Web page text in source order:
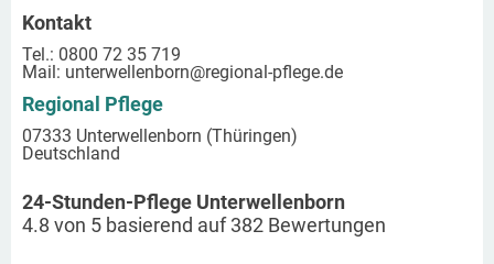
Kontakt
Tel.: 0800 72 35 719
Mail: unterwellenborn@regional-pflege.de
Regional Pflege
07333 Unterwellenborn (Thüringen)
Deutschland
24-Stunden-Pflege Unterwellenborn
4.8 von 5 basierend auf382 Bewertungen